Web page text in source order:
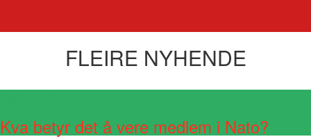
FLEIRE NYHENDE
Kva betyr det å vere medlem i Nato?